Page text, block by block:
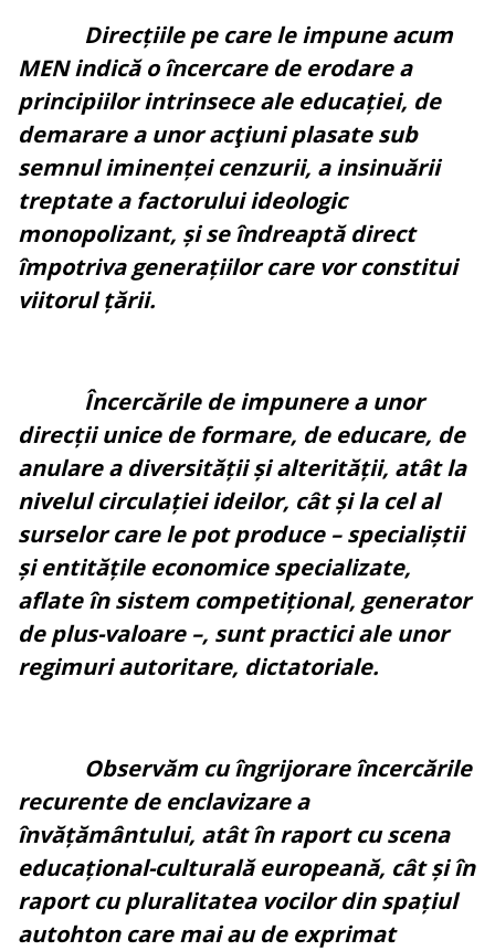
Direcțiile pe care le impune acum
MEN indică o încercare de erodare a
principiilor intrinsece ale educației, de
demarare a unor acţiuni plasate sub
semnul iminenței cenzurii, a insinuării
treptate a factorului ideologic
monopolizant, și se îndreaptă direct
împotriva generațiilor care vor constitui
viitorul țării.
Încercările de impunere a unor
direcții unice de formare, de educare, de
anulare a diversității și alterității, atât la
nivelul circulației ideilor, cât și la cel al
surselor care le pot produce – specialiștii
și entitățile economice specializate,
aflate în sistem competițional, generator
de plus-valoare –, sunt practici ale unor
regimuri autoritare, dictatoriale.
Observăm cu îngrijorare încercările
recurente de enclavizare a
învățământului, atât în raport cu scena
educațional-culturală europeană, cât și în
raport cu pluralitatea vocilor din spațiul
autohton care mai au de exprimat